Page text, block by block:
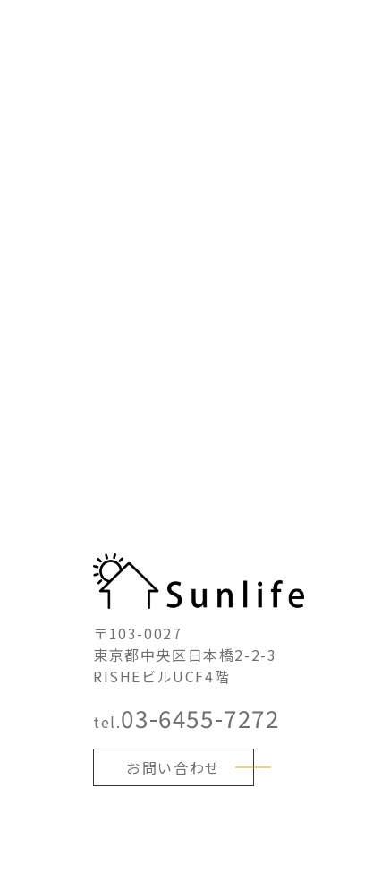
〒103-0027
東京都中央区日本橋2-2-3
RISHEビルUCF4階
tel.03-6455-7272
お問い合わせ